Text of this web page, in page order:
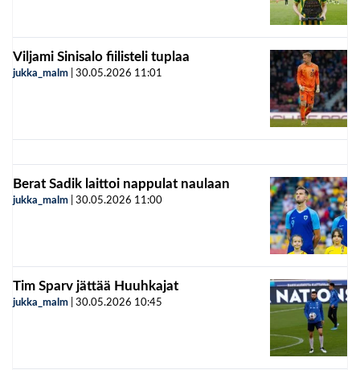
Viljami Sinisalo fiilisteli tuplaa
jukka_malm 30.05.2026 11:01
Berat Sadik laittoi nappulat naulaan
jukka_malm 30.05.2026 11:00
Tim Sparv jättää Huuhkajat
jukka_malm 30.05.2026 10:45